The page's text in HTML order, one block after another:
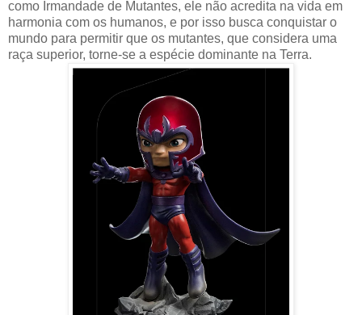
como Irmandade de Mutantes, ele não acredita na vida em
harmonia com os humanos, e por isso busca conquistar o
mundo para permitir que os mutantes, que considera uma
raça superior, torne-se a espécie dominante na Terra.